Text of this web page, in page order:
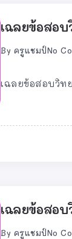
เฉลยข้อสอ
By ครูแชมป์No
เฉลยข้อสอบวิท
เฉลยข้อสอ
By ครูแชมป์No